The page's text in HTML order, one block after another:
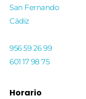
San Fernando
Cádiz
956 59 26 99
601 17 98 75
Horario